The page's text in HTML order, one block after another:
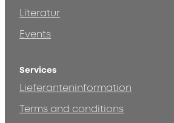
Literatur
Events
Services
Lieferanteninformation
Terms and conditions